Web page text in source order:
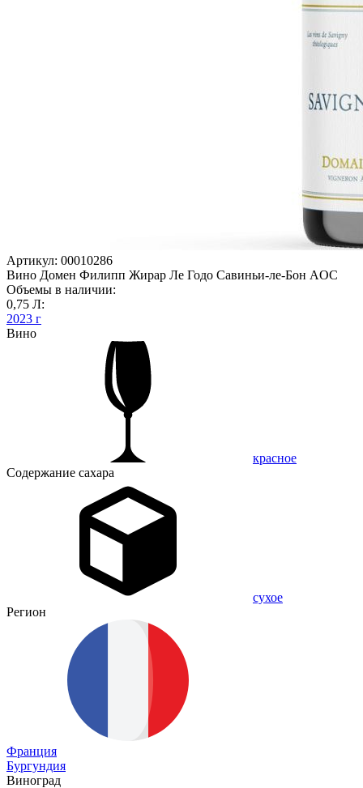
Артикул: 00010286
Вино Домен Филипп Жирар Ле Годо Савиньи-ле-Бон AOC
Объемы в наличии:
0,75 Л:
2023 г
Вино
красное
Содержание сахара
сухое
Регион
Франция
Бургундия
Виноград